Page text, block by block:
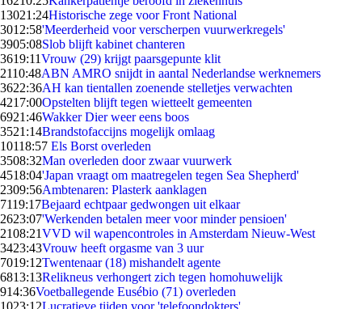
13021:24Historische zege voor Front National
3012:58'Meerderheid voor verscherpen vuurwerkregels'
3905:08Slob blijft kabinet chanteren
3619:11Vrouw (29) krijgt paarsgepunte klit
2110:48ABN AMRO snijdt in aantal Nederlandse werknemers
3622:36AH kan tientallen zoenende stelletjes verwachten
4217:00Opstelten blijft tegen wietteelt gemeenten
6921:46Wakker Dier weer eens boos
3521:14Brandstofaccijns mogelijk omlaag
10118:57 Els Borst overleden
3508:32Man overleden door zwaar vuurwerk
4518:04'Japan vraagt om maatregelen tegen Sea Shepherd'
2309:56Ambtenaren: Plasterk aanklagen
7119:17Bejaard echtpaar gedwongen uit elkaar
2623:07'Werkenden betalen meer voor minder pensioen'
2108:21VVD wil wapencontroles in Amsterdam Nieuw-West
3423:43Vrouw heeft orgasme van 3 uur
7019:12Twentenaar (18) mishandelt agente
6813:13Relikneus verhongert zich tegen homohuwelijk
914:36Voetballegende Eusébio (71) overleden
1023:12Lucratieve tijden voor 'telefoondokters'